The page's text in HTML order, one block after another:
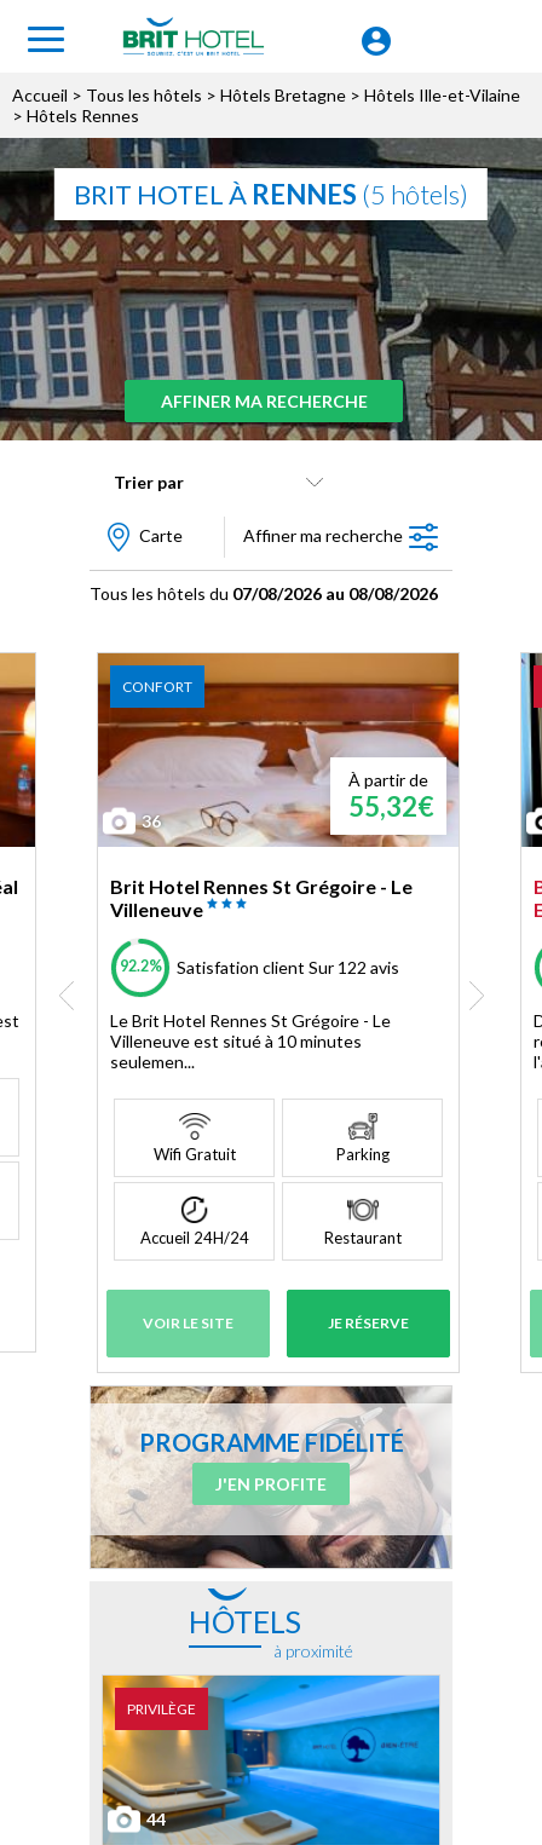
Accueil > Tous les hôtels > Hôtels Bretagne > Hôtels Ille-et-Vilaine
> Hôtels Rennes
BRIT HOTEL À RENNES (5 hôtels)
AFFINER MA RECHERCHE
Trier par
Carte Affiner ma recherche
Tous les hôtels du 07/08/2026 au 08/08/2026
À partir de
55,32€
CONFORT
36
Brit Hotel Rennes St Grégoire - Le
Villeneuve
92.2% Satisfation client Sur 122 avis
Le Brit Hotel Rennes St Grégoire - Le
Villeneuve est situé à 10 minutes
seulemen...
Wifi Gratuit Parking
Accueil 24H/24 Restaurant
VOIR LE SITE JE RÉSERVE
PROGRAMME FIDÉLITÉ
J'EN PROFITE
HÔTELS
à proximité
PRIVILÈGE
44